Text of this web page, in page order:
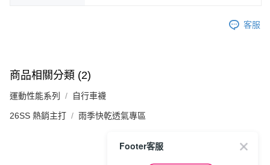
客服
商品相關分類 (2)
運動性能系列 自行車襪
26SS 熱銷主打 雨季快乾透氣專區
Footer客服